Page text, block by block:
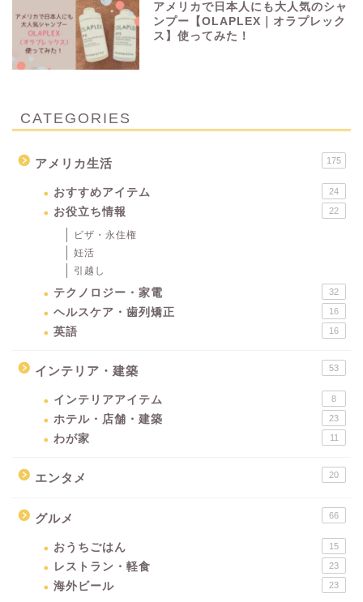
アメリカで日本人にも大人気のシャ
ンプー【OLAPLEX｜オラプレック
ス】使ってみた！
CATEGORIES
アメリカ生活 175
おすすめアイテム 24
お役立ち情報 22
ビザ・永住権
妊活
引越し
テクノロジー・家電 32
ヘルスケア・歯列矯正 16
英語 16
インテリア・建築 53
インテリアアイテム 8
ホテル・店舗・建築 23
わが家 11
エンタメ 20
グルメ 66
おうちごはん 15
レストラン・軽食 23
海外ビール 23